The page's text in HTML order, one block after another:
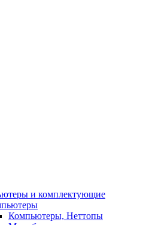
и комплектующие
Компьютеры, Неттопы